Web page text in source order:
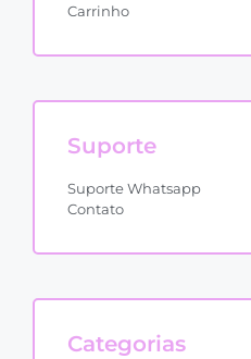
Carrinho
Suporte
Suporte Whatsapp
Contato
Categorias